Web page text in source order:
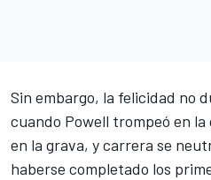
Sin embargo, la felicidad no
cuando Powell trompeó en
en la grava, y carrera se
haberse completado los